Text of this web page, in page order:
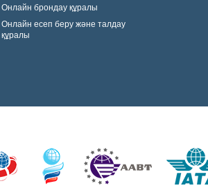
Онлайн брондау құралы
Онлайн есеп беру және талдау
құралы